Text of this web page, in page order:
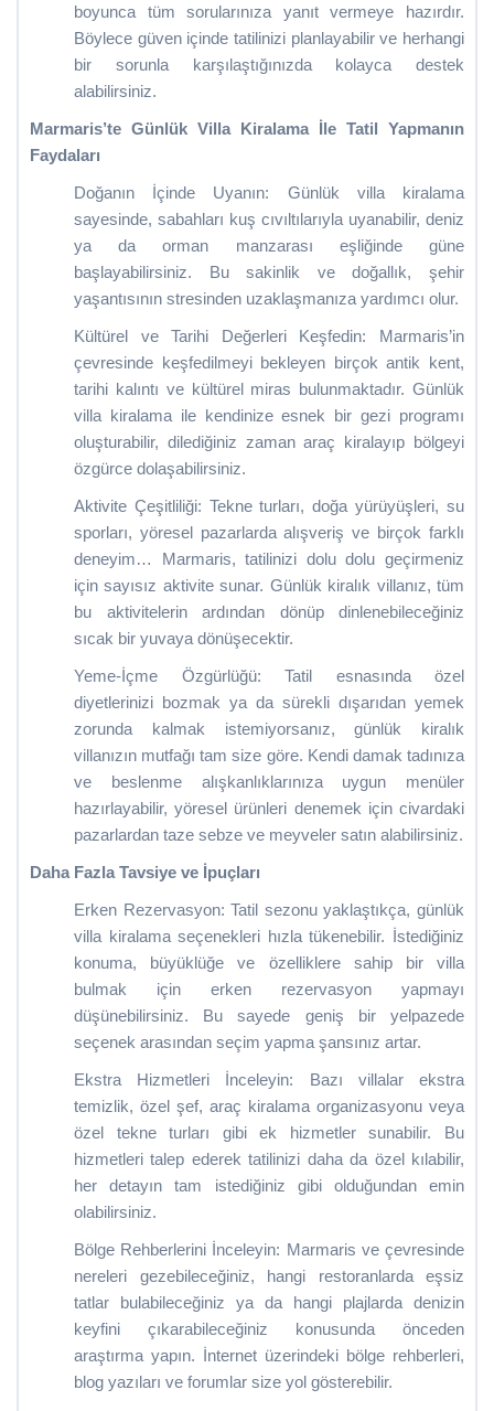
boyunca tüm sorularınıza yanıt vermeye hazırdır.
Böylece güven içinde tatilinizi planlayabilir ve herhangi
bir sorunla karşılaştığınızda kolayca destek
alabilirsiniz.
Marmaris’te Günlük Villa Kiralama İle Tatil Yapmanın
Faydaları
Doğanın İçinde Uyanın: Günlük villa kiralama
sayesinde, sabahları kuş cıvıltılarıyla uyanabilir, deniz
ya da orman manzarası eşliğinde güne
başlayabilirsiniz. Bu sakinlik ve doğallık, şehir
yaşantısının stresinden uzaklaşmanıza yardımcı olur.
Kültürel ve Tarihi Değerleri Keşfedin: Marmaris’in
çevresinde keşfedilmeyi bekleyen birçok antik kent,
tarihi kalıntı ve kültürel miras bulunmaktadır. Günlük
villa kiralama ile kendinize esnek bir gezi programı
oluşturabilir, dilediğiniz zaman araç kiralayıp bölgeyi
özgürce dolaşabilirsiniz.
Aktivite Çeşitliliği: Tekne turları, doğa yürüyüşleri, su
sporları, yöresel pazarlarda alışveriş ve birçok farklı
deneyim… Marmaris, tatilinizi dolu dolu geçirmeniz
için sayısız aktivite sunar. Günlük kiralık villanız, tüm
bu aktivitelerin ardından dönüp dinlenebileceğiniz
sıcak bir yuvaya dönüşecektir.
Yeme-İçme Özgürlüğü: Tatil esnasında özel
diyetlerinizi bozmak ya da sürekli dışarıdan yemek
zorunda kalmak istemiyorsanız, günlük kiralık
villanızın mutfağı tam size göre. Kendi damak tadınıza
ve beslenme alışkanlıklarınıza uygun menüler
hazırlayabilir, yöresel ürünleri denemek için civardaki
pazarlardan taze sebze ve meyveler satın alabilirsiniz.
Daha Fazla Tavsiye ve İpuçları
Erken Rezervasyon: Tatil sezonu yaklaştıkça, günlük
villa kiralama seçenekleri hızla tükenebilir. İstediğiniz
konuma, büyüklüğe ve özelliklere sahip bir villa
bulmak için erken rezervasyon yapmayı
düşünebilirsiniz. Bu sayede geniş bir yelpazede
seçenek arasından seçim yapma şansınız artar.
Ekstra Hizmetleri İnceleyin: Bazı villalar ekstra
temizlik, özel şef, araç kiralama organizasyonu veya
özel tekne turları gibi ek hizmetler sunabilir. Bu
hizmetleri talep ederek tatilinizi daha da özel kılabilir,
her detayın tam istediğiniz gibi olduğundan emin
olabilirsiniz.
Bölge Rehberlerini İnceleyin: Marmaris ve çevresinde
nereleri gezebileceğiniz, hangi restoranlarda eşsiz
tatlar bulabileceğiniz ya da hangi plajlarda denizin
keyfini çıkarabileceğiniz konusunda önceden
araştırma yapın. İnternet üzerindeki bölge rehberleri,
blog yazıları ve forumlar size yol gösterebilir.